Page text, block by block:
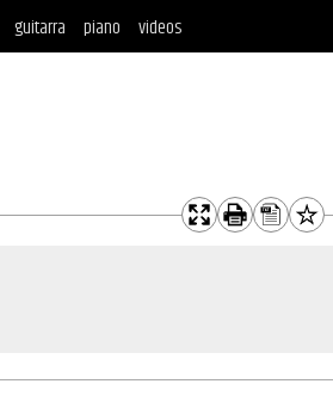
guitarra piano videos